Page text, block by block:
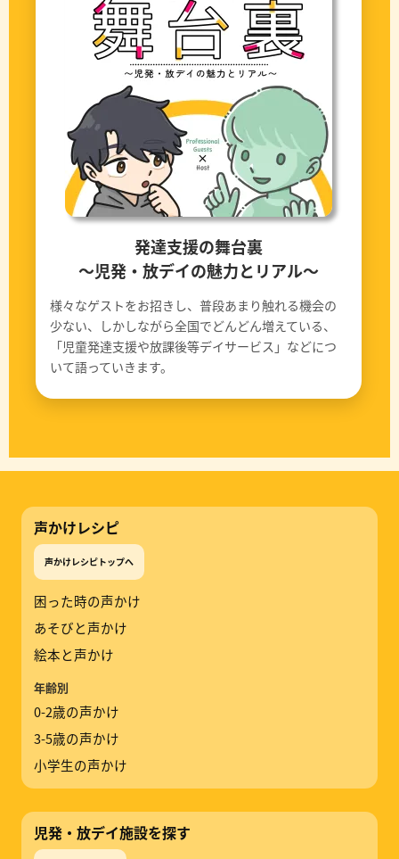
発達支援の舞台裏
〜児発・放デイの魅力とリアル〜
様々なゲストをお招きし、普段あまり触れる機会の
少ない、しかしながら全国でどんどん増えている、
「児童発達支援や放課後等デイサービス」などにつ
いて語っていきます。
声かけレシピ
声かけレシピトップへ
困った時の声かけ
あそびと声かけ
絵本と声かけ
年齢別
0-2歳の声かけ
3-5歳の声かけ
小学生の声かけ
児発・放デイ施設を探す